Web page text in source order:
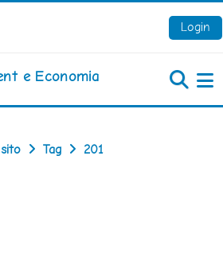
Login
e Economia
Tag 201